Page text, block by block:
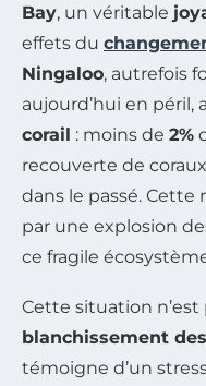
Bay, un véritable
effets du
Ningaloo, autrefois
aujourd’hui en
corail : moins de 2%
recouverte de
dans le passé.
par une explosion
ce fragile
Cette situation n’est
blanchissement
témoigne d’un